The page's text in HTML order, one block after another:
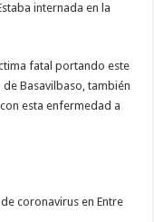
internada en la
fatal portando este
Basavilbaso, también
esta enfermedad a
coronavirus en Entre